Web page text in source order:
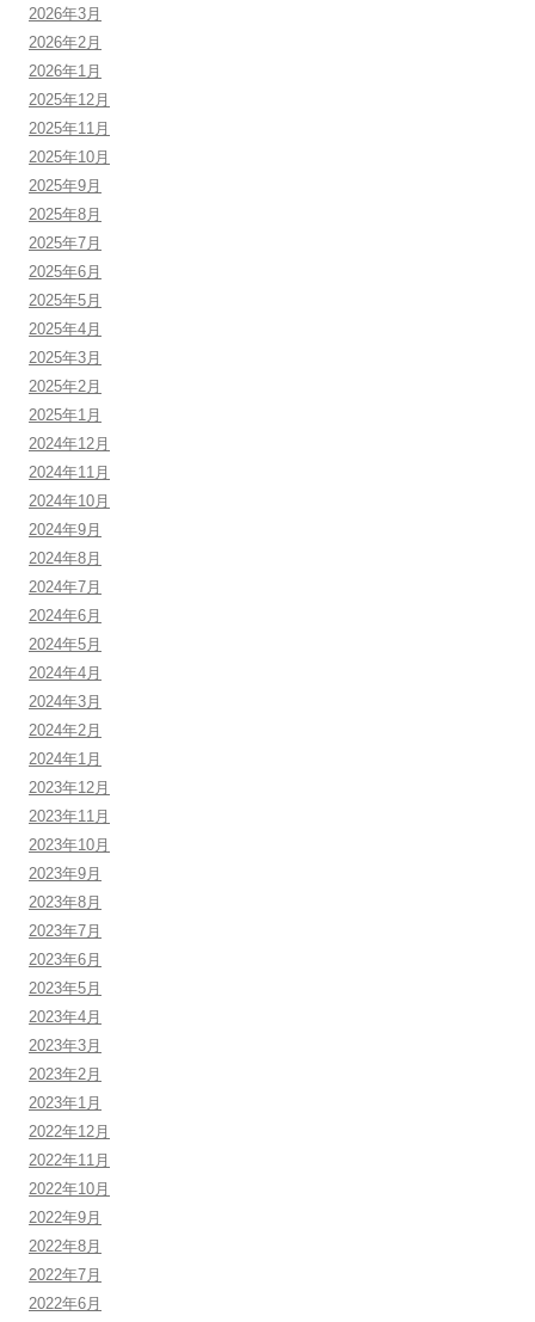
2026年3月
2026年2月
2026年1月
2025年12月
2025年11月
2025年10月
2025年9月
2025年8月
2025年7月
2025年6月
2025年5月
2025年4月
2025年3月
2025年2月
2025年1月
2024年12月
2024年11月
2024年10月
2024年9月
2024年8月
2024年7月
2024年6月
2024年5月
2024年4月
2024年3月
2024年2月
2024年1月
2023年12月
2023年11月
2023年10月
2023年9月
2023年8月
2023年7月
2023年6月
2023年5月
2023年4月
2023年3月
2023年2月
2023年1月
2022年12月
2022年11月
2022年10月
2022年9月
2022年8月
2022年7月
2022年6月